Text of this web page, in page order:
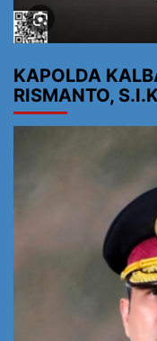
KAPOLDA
RISMANTO,